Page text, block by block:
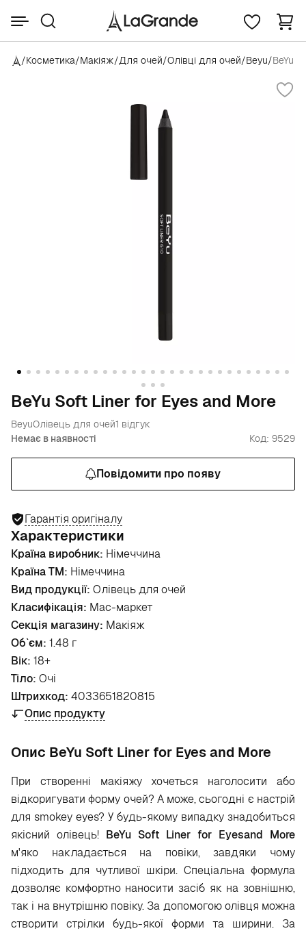
/Косметика/Макіяж/Для очей/Олівці для очей/Beyu/BeYu
BeYu Soft Liner for Eyes and More
BeyuОлівець для очей1 відгук
Немає в наявності
Код: 9529
Повідомити про появу
Гарантія оригіналу
Характеристики
Країна виробник: Німеччина
Країна ТМ: Німеччина
Вид продукції: Олівець для очей
Класифікація: Мас-маркет
Секція магазину: Макіяж
Об`єм: 1.48 г
Вік: 18+
Тіло: Очі
Штрихкод: 4033651820815
Опис продукту
Опис BeYu Soft Liner for Eyes and More
При створенні макіяжу хочеться наголосити або
відкоригувати форму очей? А може, сьогодні є настрій
для smokey eyes? У будь-якому випадку знадобиться
якісний олівець! BeYu Soft Liner for Eyesand More
м'яко накладається на повіки, завдяки чому
підходить для чутливої шкіри. Спеціальна формула
дозволяє комфортно наносити засіб як на зовнішню,
так і на внутрішню повіку. За допомогою олівця можна
створити стрілки будь-якої форми та ширини. За